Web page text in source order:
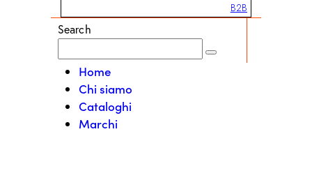
B2B
Search
Home
Chi siamo
Cataloghi
Marchi